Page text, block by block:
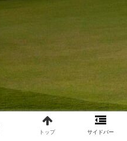
トップ サイドバー